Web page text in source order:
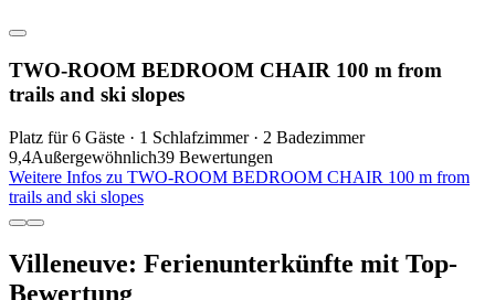
TWO-ROOM BEDROOM CHAIR 100 m from
trails and ski slopes
Platz für 6 Gäste · 1 Schlafzimmer · 2 Badezimmer
9,4Außergewöhnlich39 Bewertungen
Weitere Infos zu TWO-ROOM BEDROOM CHAIR 100 m from
trails and ski slopes
Villeneuve: Ferienunterkünfte mit Top-
Bewertung